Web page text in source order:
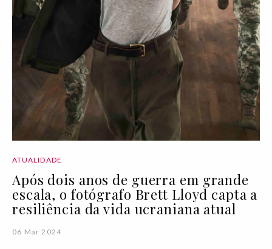
ATUALIDADE
Após dois anos de guerra em grande
escala, o fotógrafo Brett Lloyd capta a
resiliência da vida ucraniana atual
06 Mar 2024